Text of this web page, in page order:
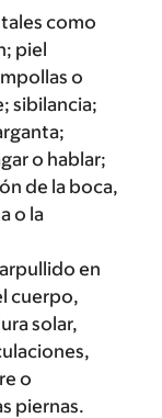
como
piel
o
sibilancia;
o hablar;
de la boca,
o la
en
cuerpo,
solar,
o
piernas.